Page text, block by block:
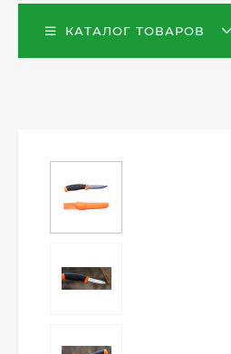
КАТАЛОГ ТОВАРОВ